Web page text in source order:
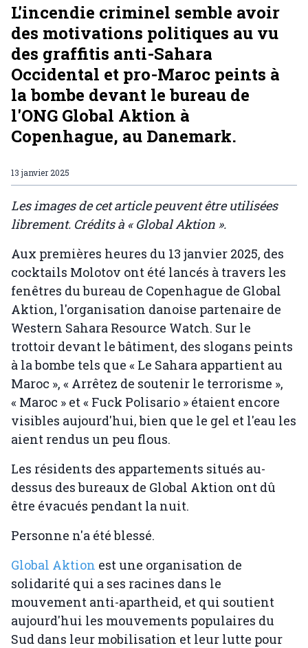
L'incendie criminel semble avoir
des motivations politiques au vu
des graffitis anti-Sahara
Occidental et pro-Maroc peints à
la bombe devant le bureau de
l'ONG Global Aktion à
Copenhague, au Danemark.
13 janvier 2025
Les images de cet article peuvent être utilisées
librement. Crédits à « Global Aktion ».
Aux premières heures du 13 janvier 2025, des
cocktails Molotov ont été lancés à travers les
fenêtres du bureau de Copenhague de Global
Aktion, l'organisation danoise partenaire de
Western Sahara Resource Watch. Sur le
trottoir devant le bâtiment, des slogans peints
à la bombe tels que « Le Sahara appartient au
Maroc », « Arrêtez de soutenir le terrorisme »,
« Maroc » et « Fuck Polisario » étaient encore
visibles aujourd'hui, bien que le gel et l'eau les
aient rendus un peu flous.
Les résidents des appartements situés au-
dessus des bureaux de Global Aktion ont dû
être évacués pendant la nuit.
Personne n'a été blessé.
Global Aktion est une organisation de
solidarité qui a ses racines dans le
mouvement anti-apartheid, et qui soutient
aujourd'hui les mouvements populaires du
Sud dans leur mobilisation et leur lutte pour